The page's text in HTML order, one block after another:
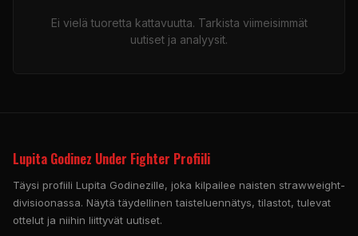
Ei vielä tuoretta kattavuutta. Tarkista viimeisimmät
uutiset ja analyysit.
Lupita Godinez Under Fighter Profiili
Täysi profiili Lupita Godinezille, joka kilpailee naisten strawweight-
divisioonassa. Näytä täydellinen taisteluennätys, tilastot, tulevat
ottelut ja niihin liittyvät uutiset.